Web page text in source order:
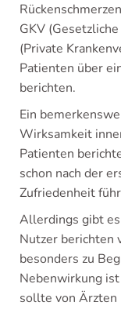
GKV
(Private
Patienten über
berichten.
Ein
Wirksamkeit
Patienten
schon nach der
Zufriedenheit
Allerdings gibt
Nutzer berichten
besonders zu
Nebenwirkung
sollte von Ärzten